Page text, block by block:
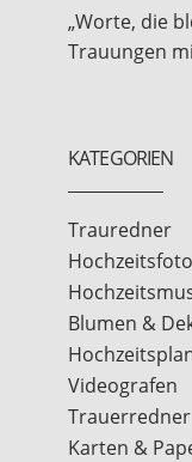
„Worte, die
Trauungen
KATEGORIEN
Trauredner
Blumen &
Videografen
Trauerredner
Karten &